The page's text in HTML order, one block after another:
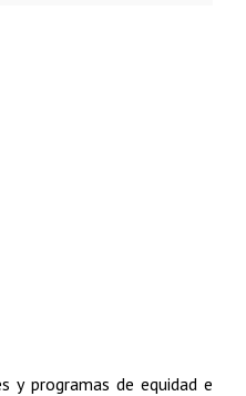
y programas de equidad e